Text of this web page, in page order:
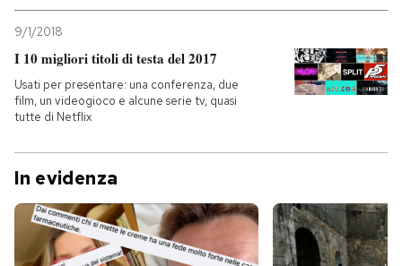
AREA PERSONALE
9/1/2018
I 10 migliori titoli di testa del 2017
Usati per presentare: una conferenza, due
film, un videogioco e alcune serie tv, quasi
tutte di Netflix
In evidenza